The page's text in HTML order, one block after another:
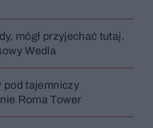
mógł przyjechać tutaj.
Wedla
pod tajemniczy
Roma Tower